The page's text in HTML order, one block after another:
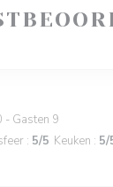
- Gasten 9
: 5/5 Keuken : 5/